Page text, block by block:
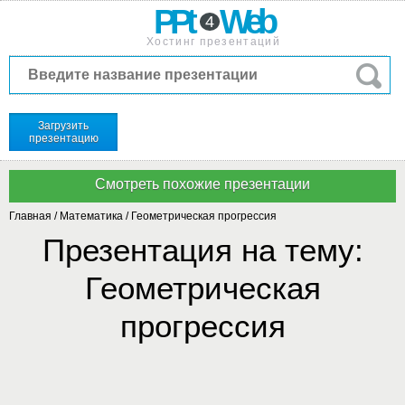
PPt 4 Web
Хостинг презентаций
Загрузить
презентацию
Главная / Математика / Геометрическая прогрессия
Презентация на тему:
Геометрическая
прогрессия